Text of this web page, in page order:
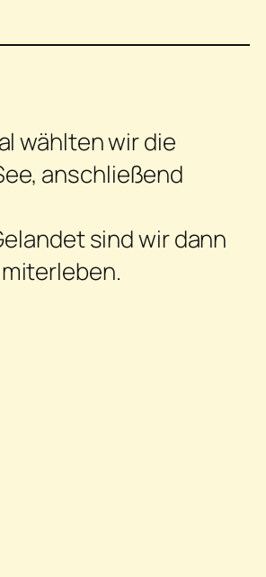
wählten wir die
anschließend
sind wir dann
miterleben.